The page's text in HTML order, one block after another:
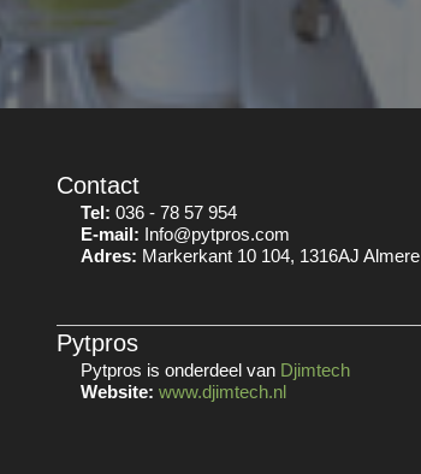
Contact
Tel: 036 - 78 57 954
E-mail: Info@pytpros.com
Adres: Markerkant 10 104, 1316AJ Almere
Pytpros
Pytpros is onderdeel van Djimtech
Website: www.djimtech.nl